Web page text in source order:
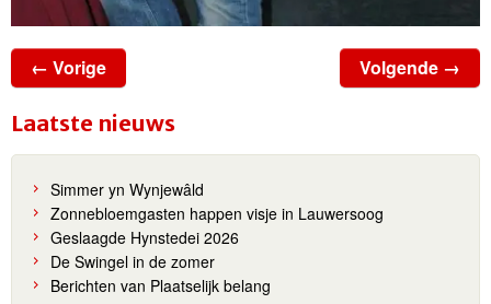
← Vorige Volgende →
Laatste nieuws
Simmer yn Wynjewâld
Zonnebloemgasten happen visje in Lauwersoog
Geslaagde Hynstedei 2026
De Swingel in de zomer
Berichten van Plaatselijk belang